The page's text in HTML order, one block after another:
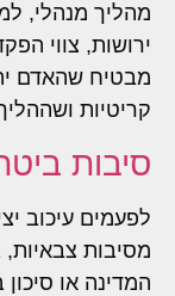
מהליך מנהלי,
ירושות, צווי
מבטיח שהאדם
קריטיות
סיבות
לפעמים עיכוב
מסיבות
המדינה או